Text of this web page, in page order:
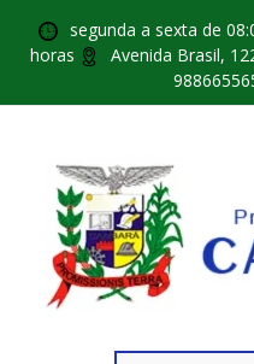
segunda a sexta de
horas
Avenida Brasil,